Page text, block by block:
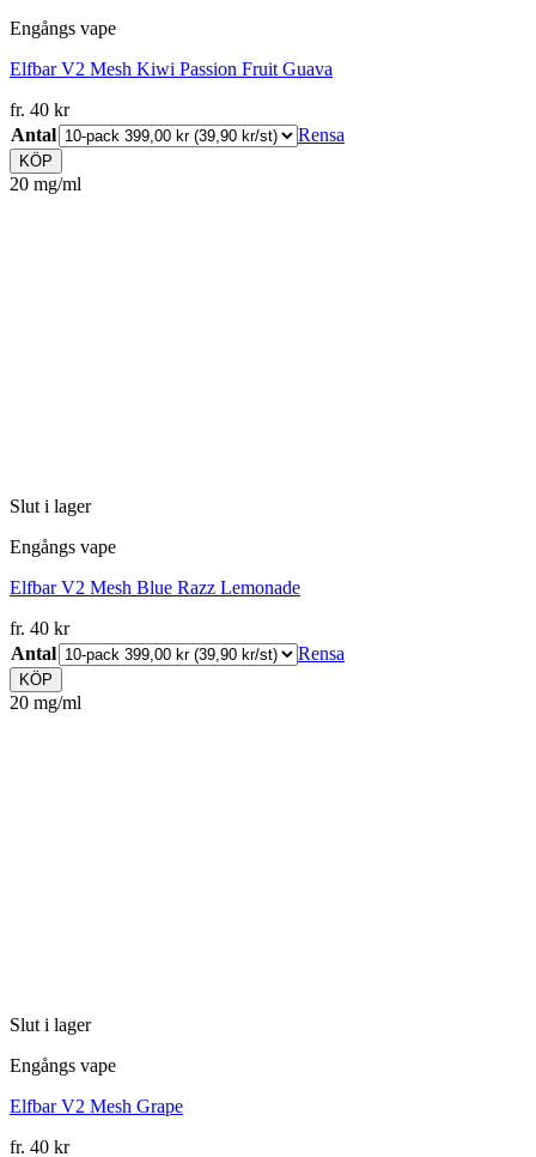
Engångs vape
Elfbar V2 Mesh Kiwi Passion Fruit Guava
fr. 40 kr
Antal
Rensa
KÖP
20 mg/ml
Slut i lager
Engångs vape
Elfbar V2 Mesh Blue Razz Lemonade
fr. 40 kr
Antal
Rensa
KÖP
20 mg/ml
Slut i lager
Engångs vape
Elfbar V2 Mesh Grape
fr. 40 kr